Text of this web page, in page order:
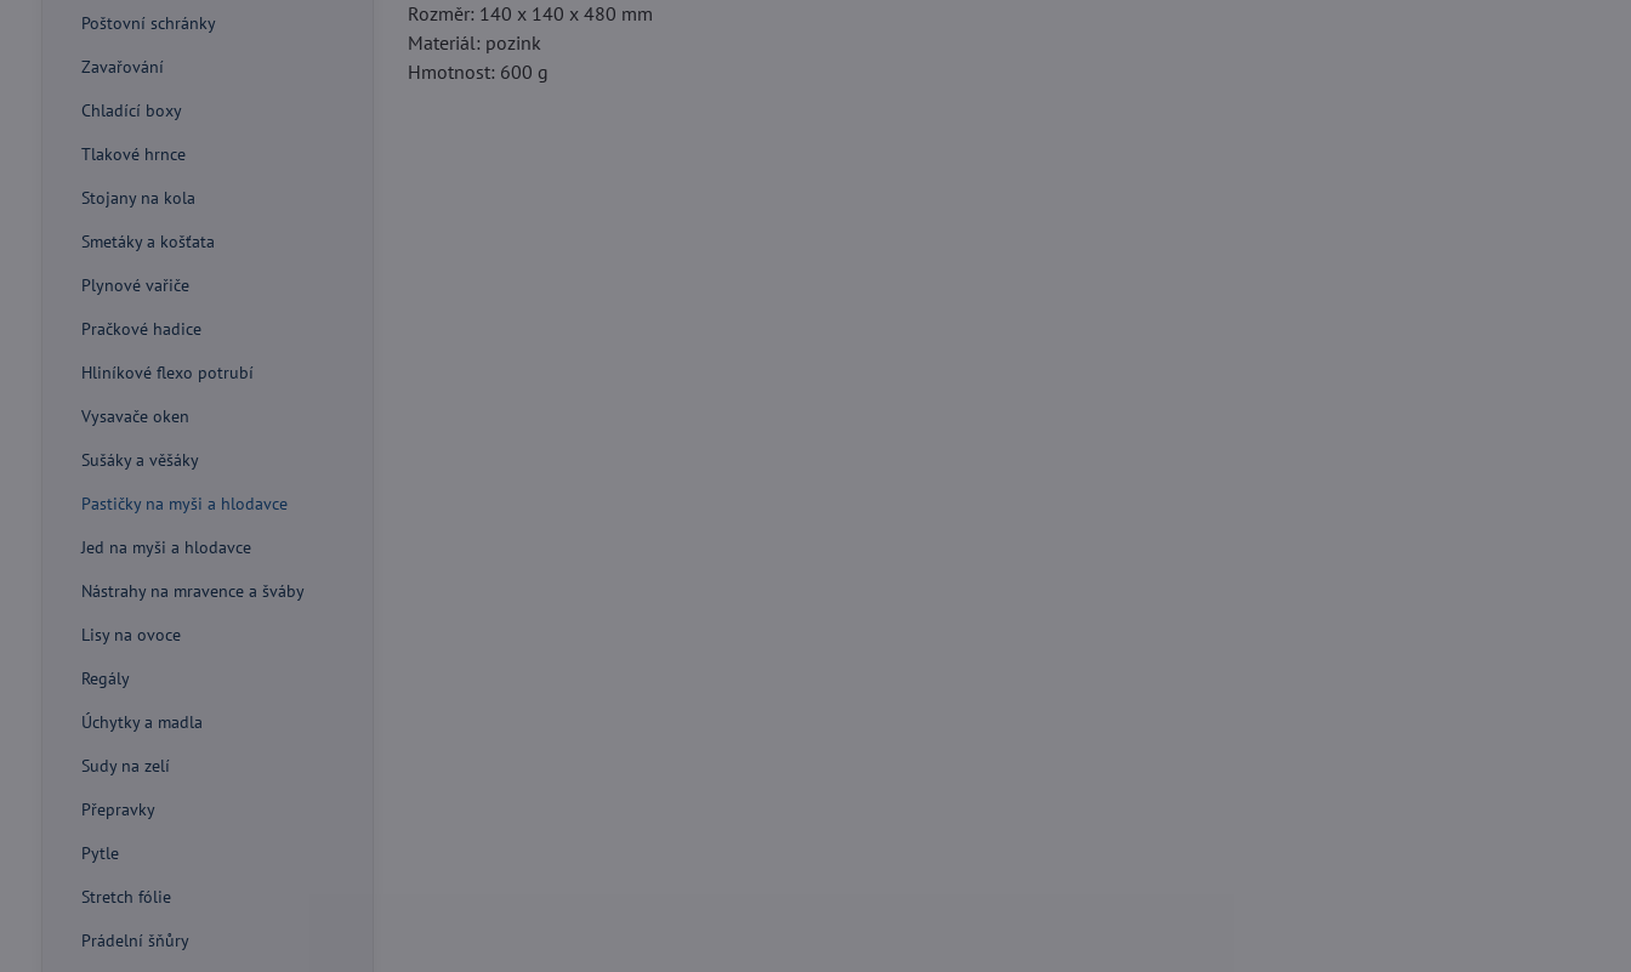
Rozměr: 140 x 140 x 480 mm
Materiál: pozink
Hmotnost: 600 g
Poštovní schránky
Zavařování
Chladící boxy
Tlakové hrnce
Stojany na kola
Smetáky a košťata
Plynové vařiče
Pračkové hadice
Hliníkové flexo potrubí
Vysavače oken
Sušáky a věšáky
Pastičky na myši a hlodavce
Jed na myši a hlodavce
Nástrahy na mravence a šváby
Lisy na ovoce
Regály
Úchytky a madla
Sudy na zelí
Přepravky
Pytle
Stretch fólie
Prádelní šňůry